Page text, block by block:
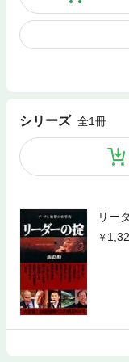
シリーズ 全1冊
リー